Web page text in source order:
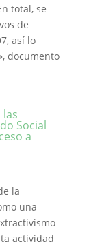
total, se
de
así lo
documento
Social
a
la
una
actividad